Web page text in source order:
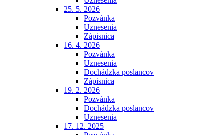
25. 5. 2026
Pozvánka
Uznesenia
Zápisnica
16. 4. 2026
Pozvánka
Uznesenia
Dochádzka poslancov
Zápisnica
19. 2. 2026
Pozvánka
Dochádzka poslancov
Uznesenia
17. 12. 2025